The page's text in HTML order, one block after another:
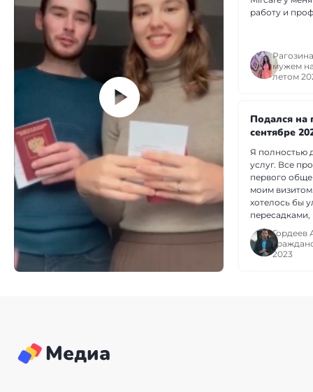
работу и
мужем
летом
Подался на
сентябре
Я полностью
услуг. Все
первого
моим
хотелось бы
не можете
Гордеев
2023
Медиа